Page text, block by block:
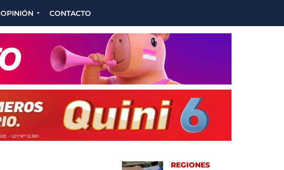
OPINIÓN CONTACTO
REGIONES